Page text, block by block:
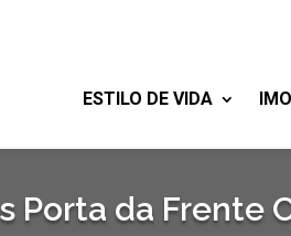
ESTILO DE VIDA
Porta da Frente